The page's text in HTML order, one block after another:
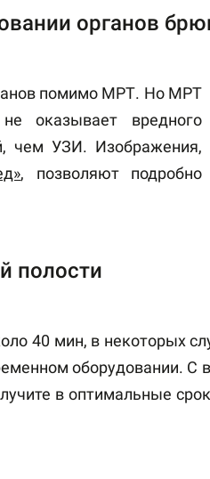
органов
помимо МРТ. Но МРТ
оказывает вредного
чем УЗИ. Изображения,
, позволяют подробно
полости
40 мин, в некоторых
оборудовании. С
в оптимальные